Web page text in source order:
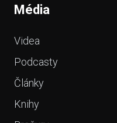
Média
Videa
Podcasty
Články
Knihy